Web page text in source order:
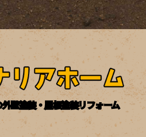
壁塗装・屋根塗装リフォーム